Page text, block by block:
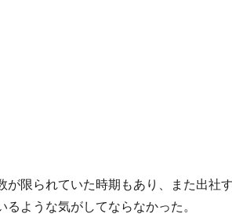
が限られていた時期もあり、また出社
るような気がしてならなかった。